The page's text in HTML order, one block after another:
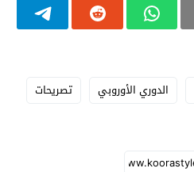
الدوري الأوروبي
تصريحات